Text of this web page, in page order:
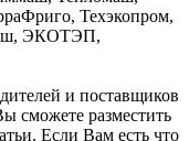
Техэкопром,
ЭКОТЭП,
и поставщиков
сможете разместить
Если Вам есть что